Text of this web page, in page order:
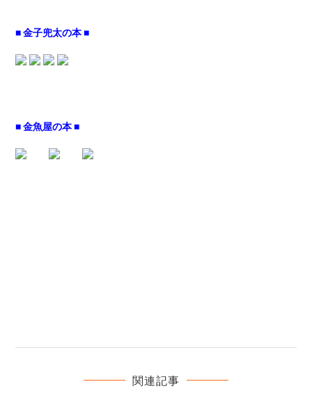
■ 金子兜太の本 ■
■ 金魚屋の本 ■
関連記事